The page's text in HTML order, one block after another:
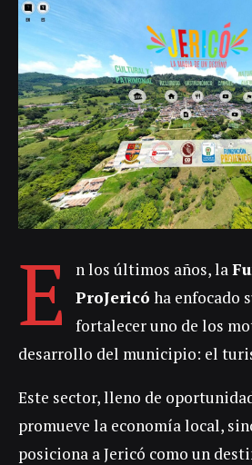
Entre las iniciativas más
sobresalen 5 grandes
marcado un impacto
Instalación del Punto de
Turística (PIT): Este
busca...
E n los últimos años, la
ProJericó ha enfocado
fortalecer uno de los
desarrollo del municipio: el
Este sector, lleno de
promueve la economía local,
posiciona a Jericó como un